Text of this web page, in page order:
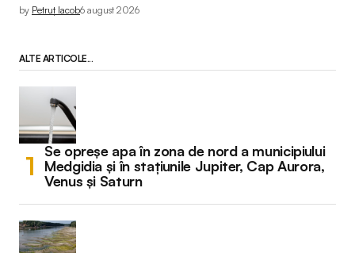
by Petruț Iacob6 august 2026
ALTE ARTICOLE...
Se opreșe apa în zona de nord a municipiului
Medgidia și în stațiunile Jupiter, Cap Aurora,
Venus și Saturn